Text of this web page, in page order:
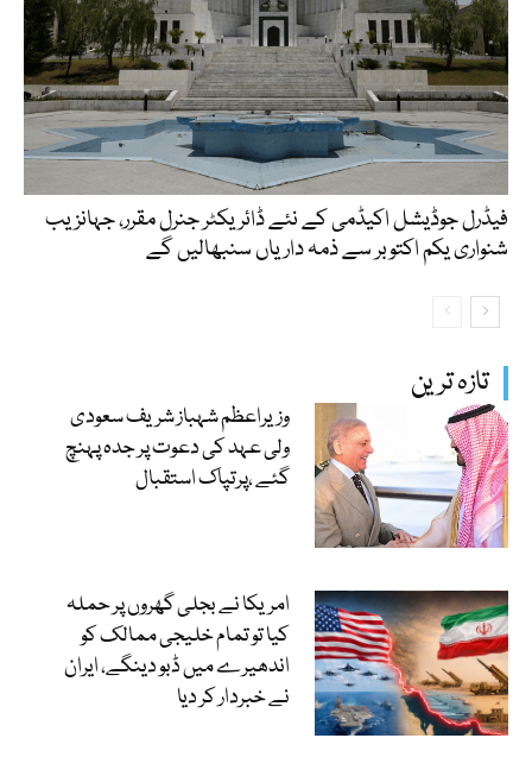
تازہ ترین
وزیراعظم شہباز شریف سعودی
ولی عہد کی دعوت پر جدہ پہنچ
گئے ،پرتپاک استقبال
امریکا نے بجلی گھروں پر حملہ
کیا تو تمام خلیجی ممالک کو
اندھیرے میں ڈبو دینگے، ایران
نے خبردار کر دیا
فیڈرل جوڈیشل اکیڈمی کے نئے ڈائریکٹر جنرل مقرر، جہانزیب
شنواری یکم اکتوبر سے ذمہ داریاں سنبھالیں گے